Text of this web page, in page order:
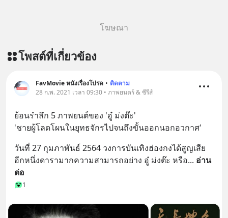
โฆษณา
โพสต์ที่เกี่ยวข้อง
FavMovie หนังเรื่องโปรด • ติดตาม
28 ก.พ. 2021 เวลา 09:30 • ภาพยนตร์ & ซีรีส์
ย้อนรำลึก 5 ภาพยนต์ของ 'อู๋ ม่งต๊ะ'
'ชายผู้โลดโผนในยุทธจักรไปจนถึงขั้นออกนอกอวกาศ'
วันที่ 27 กุมภาพันธ์ 2564 วงการบันเทิงฮ่องกงได้สูญเสีย
อีกหนึ่งดารามากความสามารถอย่าง อู๋ ม่งต๊ะ หรือ... อ่าน
ต่อ
1